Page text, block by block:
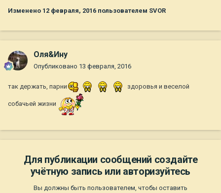
Изменено 12 февраля, 2016 пользователем SVOR
Оля&Ину
Опубликовано 13 февраля, 2016
так держать, парни здоровья и веселой
собачьей жизни
Для публикации сообщений создайте
учётную запись или авторизуйтесь
Вы должны быть пользователем, чтобы оставить